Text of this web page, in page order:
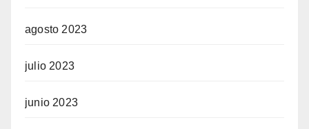
agosto 2023
julio 2023
junio 2023